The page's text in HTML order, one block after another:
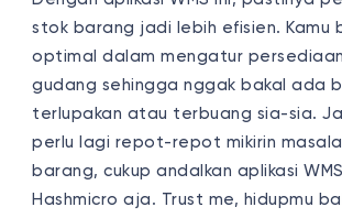
stok barang jadi lebih efisien. Kamu
optimal dalam mengatur
gudang sehingga nggak bakal ada
terlupakan atau terbuang sia-sia.
perlu lagi repot-repot mikirin
barang, cukup andalkan aplikasi
Hashmicro aja. Trust me, hidupmu